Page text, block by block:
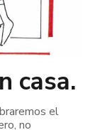
casa.
el
no